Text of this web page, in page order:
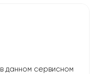
данном сервисном